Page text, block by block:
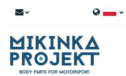
Polski
English